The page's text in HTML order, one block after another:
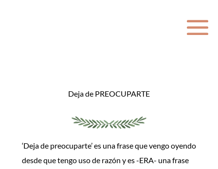
Deja de PREOCUPARTE
‘Deja de preocuparte’ es una frase que vengo oyendo
desde que tengo uso de razón y es -ERA- una frase